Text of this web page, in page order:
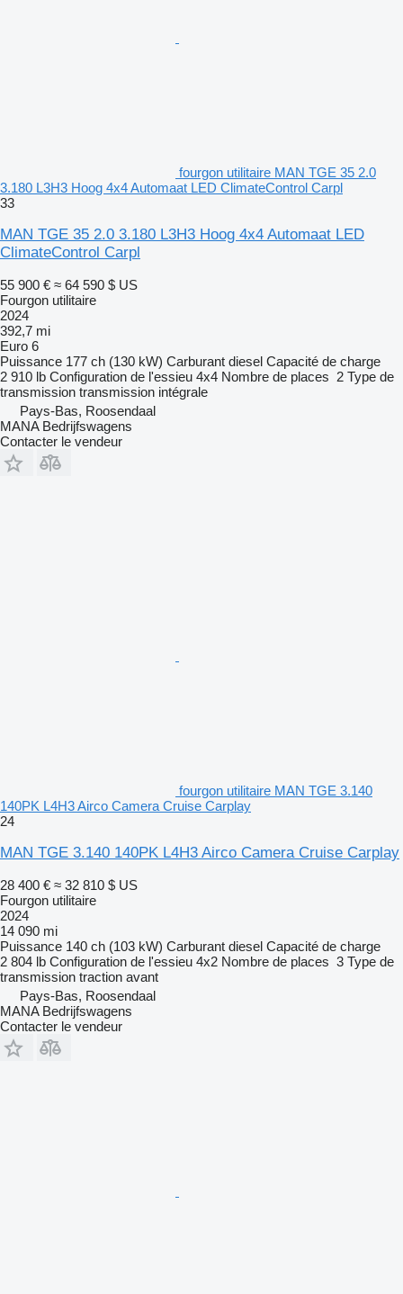
fourgon utilitaire MAN TGE 35 2.0
3.180 L3H3 Hoog 4x4 Automaat LED ClimateControl Carpl
33
MAN TGE 35 2.0 3.180 L3H3 Hoog 4x4 Automaat LED
ClimateControl Carpl
55 900 € ≈ 64 590 $ US
Fourgon utilitaire
2024
392,7 mi
Euro 6
Puissance 177 ch (130 kW) Carburant diesel Capacité de charge
2 910 lb Configuration de l'essieu 4x4 Nombre de places 2 Type de
transmission transmission intégrale
Pays-Bas, Roosendaal
MANA Bedrijfswagens
Contacter le vendeur
fourgon utilitaire MAN TGE 3.140
140PK L4H3 Airco Camera Cruise Carplay
24
MAN TGE 3.140 140PK L4H3 Airco Camera Cruise Carplay
28 400 € ≈ 32 810 $ US
Fourgon utilitaire
2024
14 090 mi
Puissance 140 ch (103 kW) Carburant diesel Capacité de charge
2 804 lb Configuration de l'essieu 4x2 Nombre de places 3 Type de
transmission traction avant
Pays-Bas, Roosendaal
MANA Bedrijfswagens
Contacter le vendeur